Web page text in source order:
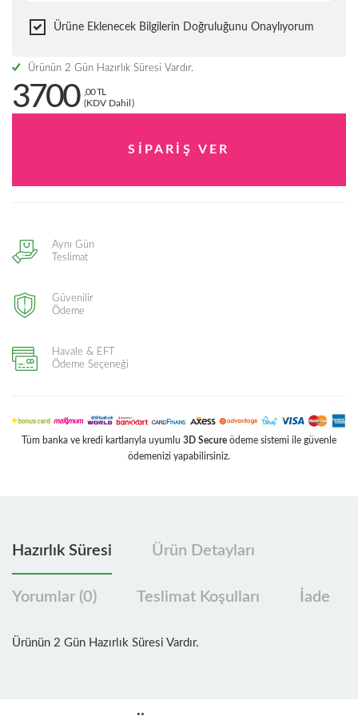
Ürüne Eklenecek Bilgilerin Doğruluğunu Onaylıyorum
Ürünün 2 Gün Hazırlık Süresi Vardır.
3700
,00 TL
(KDV Dahil)
Aynı Gün
Teslimat
Güvenilir
Ödeme
Havale & EFT
Ödeme Seçeneği
Tüm banka ve kredi kartlarıyla uyumlu 3D Secure ödeme sistemi ile güvenle
ödemenizi yapabilirsiniz.
Hazırlık Süresi Ürün Detayları
Yorumlar (0) Teslimat Koşulları İade
Ürünün 2 Gün Hazırlık Süresi Vardır.